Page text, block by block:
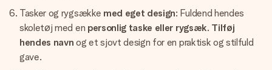
Tasker og rygsække med eget design: Fuldend hendes
skoletøj med en personlig taske eller rygsæk. Tilføj
hendes navn og et sjovt design for en praktisk og stilfuld
gave.